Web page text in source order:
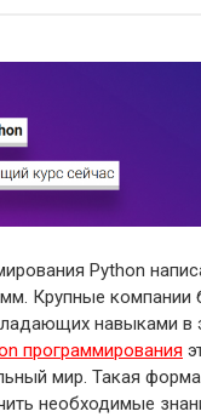
Python
Крупные компании
навыками в
программирования
мир. Такая
необходимые